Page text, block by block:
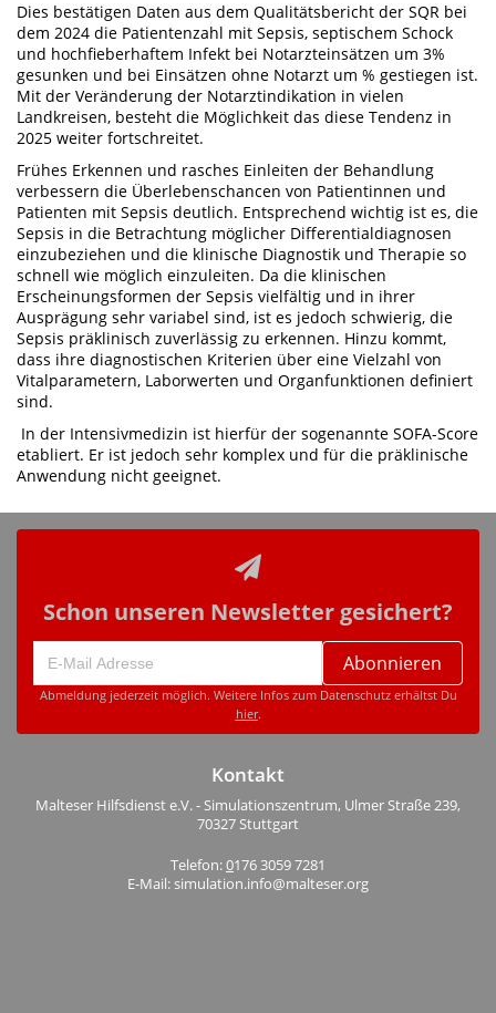
Dies bestätigen Daten aus dem Qualitätsbericht der SQR bei
dem 2024 die Patientenzahl mit Sepsis, septischem Schock
und hochfieberhaftem Infekt bei Notarzteinsätzen um 3%
gesunken und bei Einsätzen ohne Notarzt um % gestiegen ist.
Mit der Veränderung der Notarztindikation in vielen
Landkreisen, besteht die Möglichkeit das diese Tendenz in
2025 weiter fortschreitet.
Frühes Erkennen und rasches Einleiten der Behandlung
verbessern die Überlebenschancen von Patientinnen und
Patienten mit Sepsis deutlich. Entsprechend wichtig ist es, die
Sepsis in die Betrachtung möglicher Differentialdiagnosen
einzubeziehen und die klinische Diagnostik und Therapie so
schnell wie möglich einzuleiten. Da die klinischen
Erscheinungsformen der Sepsis vielfältig und in ihrer
Ausprägung sehr variabel sind, ist es jedoch schwierig, die
Sepsis präklinisch zuverlässig zu erkennen. Hinzu kommt,
dass ihre diagnostischen Kriterien über eine Vielzahl von
Vitalparametern, Laborwerten und Organfunktionen definiert
sind.
In der Intensivmedizin ist hierfür der sogenannte SOFA-Score
etabliert. Er ist jedoch sehr komplex und für die präklinische
Anwendung nicht geeignet.
Schon unseren Newsletter gesichert?
Abonnieren
Abmeldung jederzeit möglich. Weitere Infos zum Datenschutz erhältst Du
hier.
Kontakt
Malteser Hilfsdienst e.V. - Simulationszentrum, Ulmer Straße 239,
70327 Stuttgart
Telefon:0176 3059 7281
E-Mail: simulation.info@malteser.org